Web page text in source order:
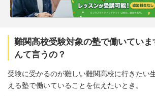
難関高校受験対象の塾で働いてい
んて言うの？
受験に受かるのが難しい難関高校に行きたい
える塾で働いていることを伝えたいとき。